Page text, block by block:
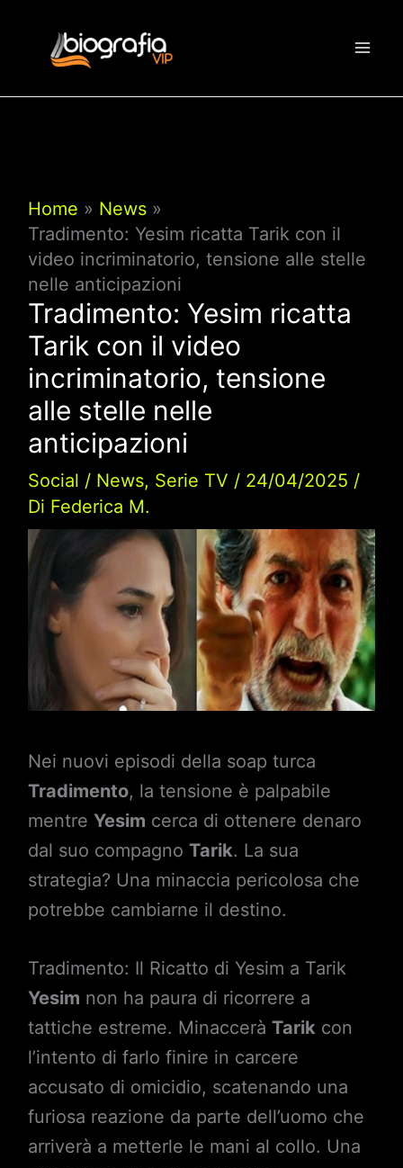
contenuto
Home
News
Tradimento: Yesim ricatta Tarik con il
video incriminatorio, tensione alle stelle
nelle anticipazioni
Tradimento: Yesim ricatta
Tarik con il video
incriminatorio, tensione
alle stelle nelle
anticipazioni
Social / News, Serie TV / 24/04/2025 /
Di Federica M.
Nei nuovi episodi della soap turca
Tradimento, la tensione è palpabile
mentre Yesim cerca di ottenere denaro
dal suo compagno Tarik. La sua
strategia? Una minaccia pericolosa che
potrebbe cambiarne il destino.
Tradimento: Il Ricatto di Yesim a Tarik
Yesim non ha paura di ricorrere a
tattiche estreme. Minaccerà Tarikcon
l’intento di farlo finire in carcere
accusato di omicidio, scatenando una
furiosa reazione da parte dell’uomo che
arriverà a metterle le mani al collo. Una